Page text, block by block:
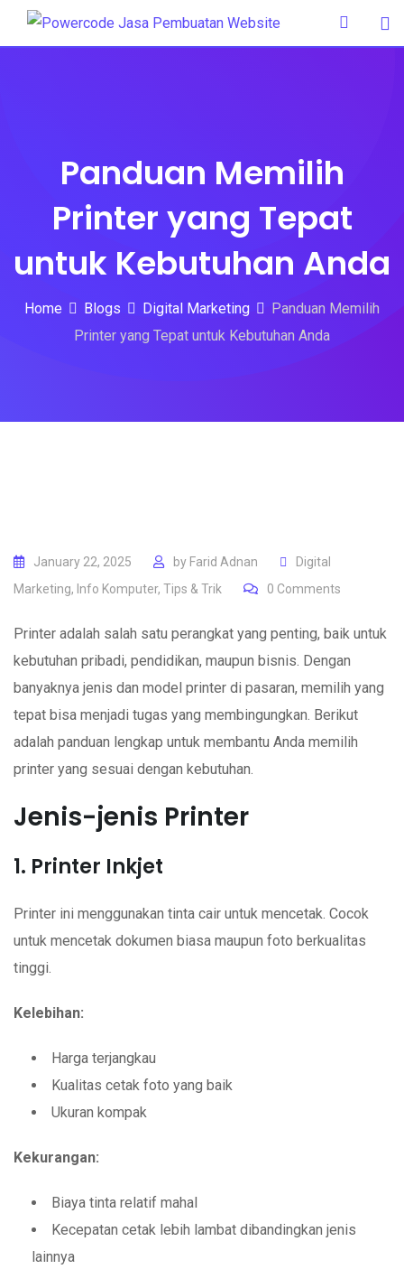
Panduan Memilih
Printer yang Tepat
untuk Kebutuhan Anda
Home Blogs Digital Marketing
Panduan Memilih
Printer yang Tepat untuk Kebutuhan Anda
January 22, 2025 by Farid Adnan
Digital
Marketing, Info Komputer, Tips & Trik 0 Comments
Printer adalah salah satu perangkat yang penting, baik untuk
kebutuhan pribadi, pendidikan, maupun bisnis. Dengan
banyaknya jenis dan model printer di pasaran, memilih yang
tepat bisa menjadi tugas yang membingungkan. Berikut
adalah panduan lengkap untuk membantu Anda memilih
printer yang sesuai dengan kebutuhan.
Jenis-jenis Printer
1. Printer Inkjet
Printer ini menggunakan tinta cair untuk mencetak. Cocok
untuk mencetak dokumen biasa maupun foto berkualitas
tinggi.
Kelebihan:
Harga terjangkau
Kualitas cetak foto yang baik
Ukuran kompak
Kekurangan:
Biaya tinta relatif mahal
Kecepatan cetak lebih lambat dibandingkan jenis
lainnya